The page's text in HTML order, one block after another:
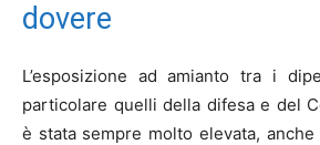
dovere
L’esposizione ad amianto tra i
particolare quelli della difesa e del
è stata sempre molto elevata, anche